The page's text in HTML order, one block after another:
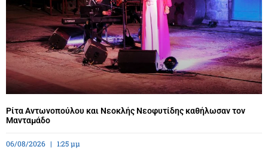
Ρίτα Αντωνοπούλου και Νεοκλής Νεοφυτίδης καθήλωσαν τον
Μανταμάδο
06/08/2026 1:25 μμ